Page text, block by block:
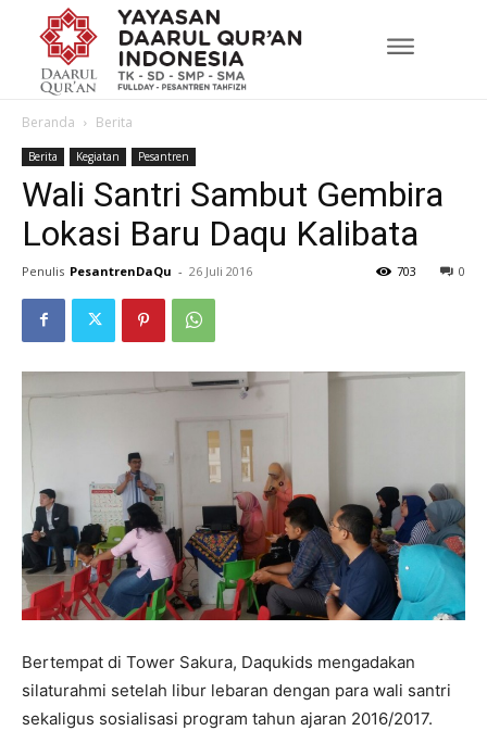
Beranda Berita
Berita Kegiatan Pesantren
Wali Santri Sambut Gembira
Lokasi Baru Daqu Kalibata
Penulis PesantrenDaQu - 26 Juli 2016 0
703
Bertempat di Tower Sakura, Daqukids mengadakan
silaturahmi setelah libur lebaran dengan para wali santri
sekaligus sosialisasi program tahun ajaran 2016/2017.